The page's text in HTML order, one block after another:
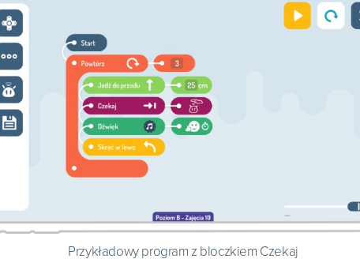
Przykładowy program z bloczkiem Czekaj